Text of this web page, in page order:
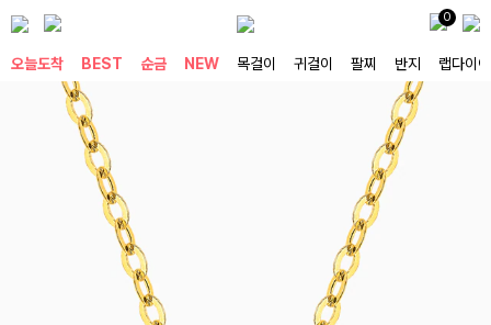
0
오늘도착 BEST 순금 NEW 목걸이 귀걸이 팔찌 반지 랩다이아